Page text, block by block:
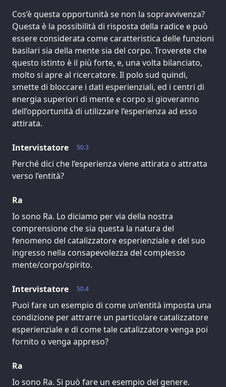
Cos’è questa opportunità se non la sopravvivenza?
Questa è la possibilità di risposta della radice e può
essere considerata come caratteristica delle funzioni
basilari sia della mente sia del corpo. Troverete che
questo istinto è il più forte, e, una volta bilanciato,
molto si apre al ricercatore. Il polo sud quindi,
smette di bloccare i dati esperienziali, ed i centri di
energia superiori di mente e corpo si gioveranno
dell’opportunità di utilizzare l’esperienza ad esso
attirata.
50.3
Intervistatore
Perché dici che l’esperienza viene attirata o attratta
verso l’entità?
Ra
Io sono Ra. Lo diciamo per via della nostra
comprensione che sia questa la natura del
fenomeno del catalizzatore esperienziale e del suo
ingresso nella consapevolezza del complesso
mente/corpo/spirito.
50.4
Intervistatore
Puoi fare un esempio di come un’entità imposta una
condizione per attrarre un particolare catalizzatore
esperienziale e di come tale catalizzatore venga poi
fornito o venga appreso?
Ra
Io sono Ra. Si può fare un esempio del genere.